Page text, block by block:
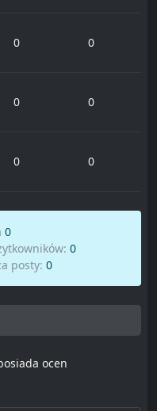
0 0
0 0
0 0
0
0
posty: 0
ocen